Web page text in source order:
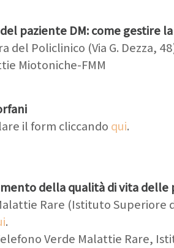
paziente DM: come gestire
del Policlinico (Via G. Dezza,
Miotoniche-FMM
il form cliccando qui.
della qualità di vita
Rare (Istituto Superiore
.
Verde Malattie Rare,